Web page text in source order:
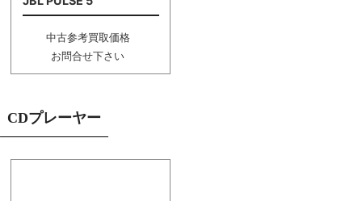
中古参考買取価格
お問合せ下さい
CDプレーヤー